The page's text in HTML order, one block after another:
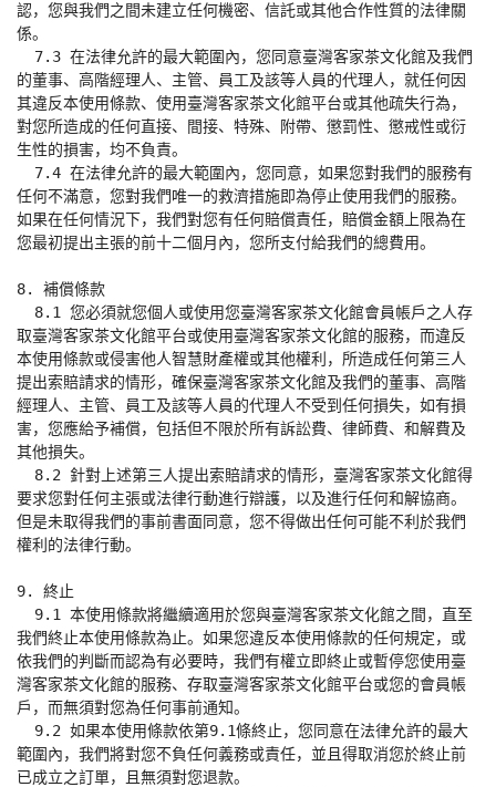
認，您與我們之間未建立任何機密、信託或其他合作性質的法律關
係。
的董事、高階經理人、主管、員工及該等人員的代理人，就任何因
其違反本使用條款、使用臺灣客家茶文化館平台或其他疏失行為，
對您所造成的任何直接、間接、特殊、附帶、懲罰性、懲戒性或衍
生性的損害，均不負責。
任何不滿意，您對我們唯一的救濟措施即為停止使用我們的服務。
如果在任何情況下，我們對您有任何賠償責任，賠償金額上限為在
您最初提出主張的前十二個月內，您所支付給我們的總費用。
8. 補償條款
取臺灣客家茶文化館平台或使用臺灣客家茶文化館的服務，而違反
本使用條款或侵害他人智慧財產權或其他權利，所造成任何第三人
提出索賠請求的情形，確保臺灣客家茶文化館及我們的董事、高階
經理人、主管、員工及該等人員的代理人不受到任何損失，如有損
害，您應給予補償，包括但不限於所有訴訟費、律師費、和解費及
其他損失。
要求您對任何主張或法律行動進行辯護，以及進行任何和解協商。
但是未取得我們的事前書面同意，您不得做出任何可能不利於我們
權利的法律行動。
9. 終止
我們終止本使用條款為止。如果您違反本使用條款的任何規定，或
依我們的判斷而認為有必要時，我們有權立即終止或暫停您使用臺
灣客家茶文化館的服務、存取臺灣客家茶文化館平台或您的會員帳
戶，而無須對您為任何事前通知。
範圍內，我們將對您不負任何義務或責任，並且得取消您於終止前
已成立之訂單，且無須對您退款。